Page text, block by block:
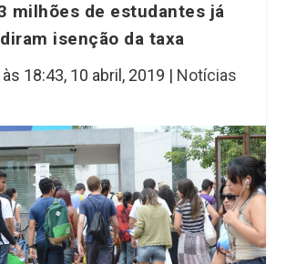
milhões de estudantes já
isenção da taxa
18:43, 10 abril, 2019 | Notícias